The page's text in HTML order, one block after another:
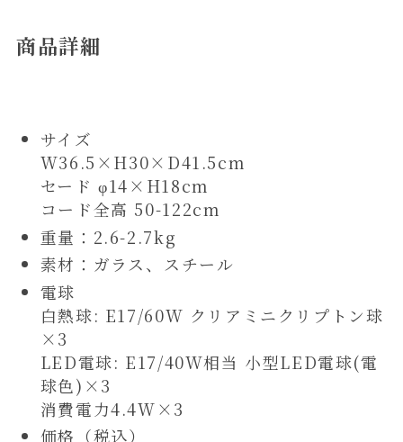
商品詳細
サイズ
W36.5×H30×D41.5cm
セード φ14×H18cm
コード全高 50-122cm
重量：2.6-2.7kg
素材：ガラス、スチール
電球
白熱球: E17/60W クリアミニクリプトン球
×3
LED電球: E17/40W相当 小型LED電球(電
球色)×3
消費電力4.4W×3
価格（税込）